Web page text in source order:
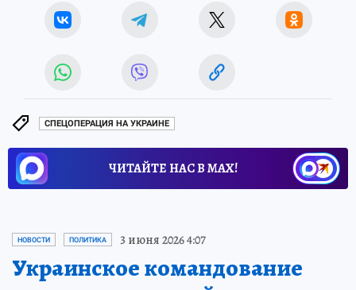
СПЕЦОПЕРАЦИЯ НА УКРАИНЕ
ЧИТАЙТЕ НАС В МАХ!
НОВОСТИ ПОЛИТИКА 3 июня 2026 4:07
Украинское командование